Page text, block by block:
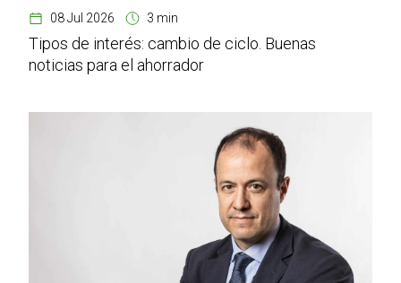
08 Jul 2026 3 min
Tipos de interés: cambio de ciclo. Buenas
noticias para el ahorrador